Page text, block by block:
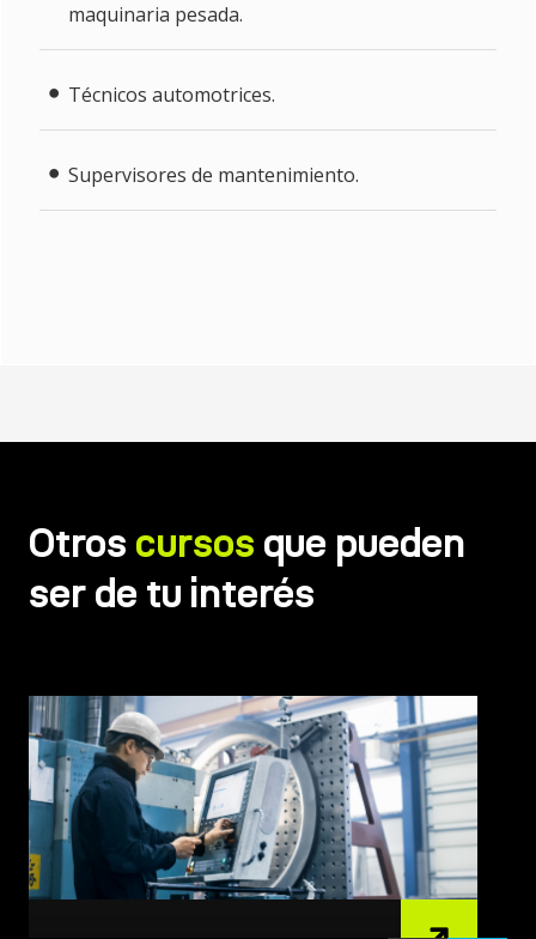
maquinaria pesada.
Técnicos automotrices.
Supervisores de mantenimiento.
Otros cursos que pueden
ser de tu interés